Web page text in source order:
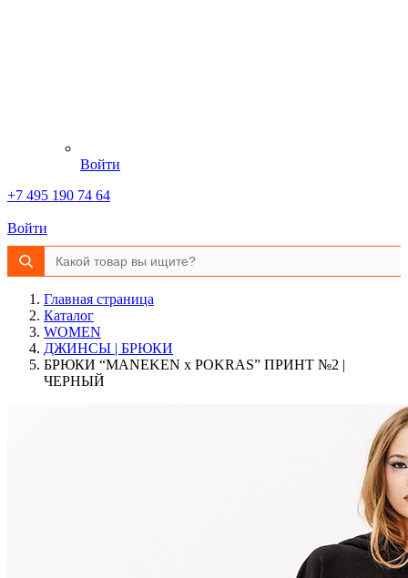
Войти
+7 495 190 74 64
Войти
Главная страница
Каталог
WOMEN
ДЖИНСЫ | БРЮКИ
БРЮКИ “MANEKEN x POKRAS” ПРИНТ №2 |
ЧЕРНЫЙ